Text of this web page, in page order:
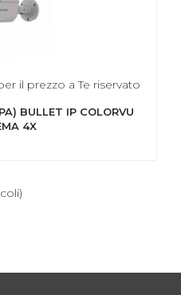
il prezzo a Te riservato
BULLET IP COLORVU
4X